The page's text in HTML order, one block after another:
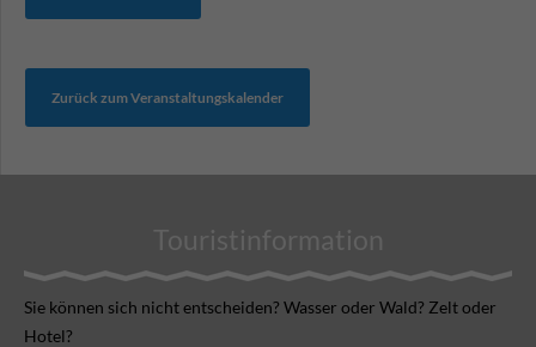
Zurück zum Veranstaltungskalender
Touristinformation
Sie können sich nicht ent­scheiden? Wasser oder Wald? Zelt oder
Hotel?